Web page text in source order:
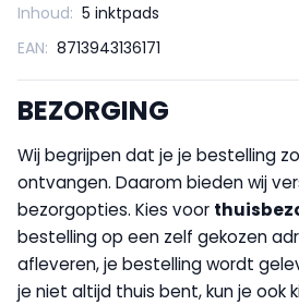
Inhoud: 5 inktpads
EAN: 8713943136171
BEZORGING
Wij begrijpen dat je je bestelling
ontvangen. Daarom bieden wij
bezorgopties. Kies voor
bestelling op een zelf gekozen
afleveren, je bestelling wordt
je niet altijd thuis bent, kun je ook